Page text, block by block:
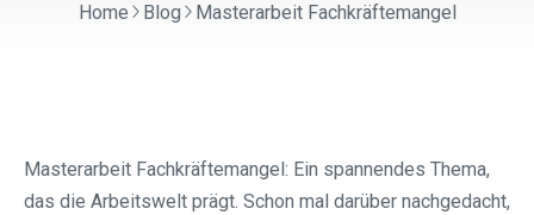
Home Blog Masterarbeit Fachkräftemangel
Masterarbeit Fachkräftemangel: Ein spannendes Thema,
das die Arbeitswelt prägt. Schon mal darüber nachgedacht,